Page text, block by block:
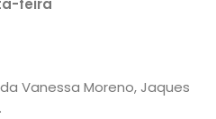
feira
Vanessa Moreno, Jaques